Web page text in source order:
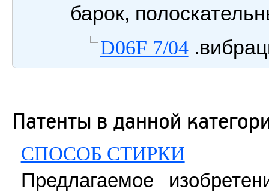
барок,
D06F 7/04
Патенты в данной
СПОСОБ СТИРКИ
Предлагаемое